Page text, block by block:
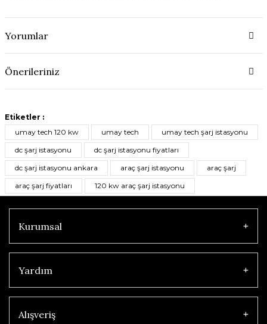
Yorumlar
Önerileriniz
Etiketler :
umay tech 120 kw
umay tech
umay tech şarj istasyonu
dc şarj istasyonu
dc şarj istasyonu fiyatları
dc şarj istasyonu ankara
araç şarj istasyonu
araç şarj
araç şarj fiyatları
120 kw araç şarj istasyonu
Kurumsal
Yardım
Alışveriş